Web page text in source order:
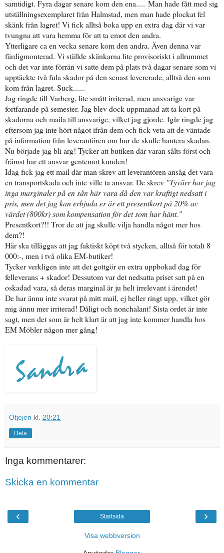
samtidigt. Fyra dagar senare kom den ena..... Man hade fått med sig
utställningsexemplaret från Halmstad, men man hade plockat fel
skänk från lagret! Vi fick alltså boka upp en extra dag där vi var
tvungna att vara hemma för att ta emot den andra.
Ytterligare ca en vecka senare kom den andra. Även denna var
färdigmonterad. Vi ställde skänkarna lite provisoriskt i allrummet
och det var inte förrän vi satte dem på plats två dagar senare som vi
upptäckte två fula skador på den senast levererade, alltså den som
kom från lagret. Suck......
Jag ringde till Varberg, lite smått irriterad, men ansvarige var
fortfarande på semester. Jag blev dock uppmanad att ta kort på
skadorna och maila till ansvarige, vilket jag gjorde. Igår ringde jag
eftersom jag inte hört något ifrån dem och fick veta att de väntade
på information från leverantören om hur de skulle hantera skadan.
Nu började jag bli arg! Tycker att butiken där varan sålts först och
främst har ett ansvar gentemot kunden!
Idag fick jag ett mail där man skrev att leverantören ansåg det vara
en transportskada och inte ville ta ansvar. De skrev "Tyvärr har jag
inga marginaler på en sån här vara då den var kraftigt nedsatt i
pris, men det jag kan erbjuda er är ett presentkort på 20% av
värdet (800kr) som kompensation för det som har hänt."
Presentkort?!! Tror de att jag skulle vilja handla något mer hos
dem?!
Här ska tilläggas att jag faktiskt köpt två stycken, alltså för totalt 8
000:-, men i två olika EM-butiker!
Tycker verkligen inte att det gottgör en extra uppbokad dag för
felleverans + skador! Dessutom var det nedsatta priset satt på en
oskadad vara, så deras marginal är ju helt irrelevant i ärendet!
De har ännu inte svarat på mitt mail, ej heller ringt upp, vilket gör
mig ännu mer irriterad! Dåligt och nonchalant! Sista ordet är inte
sagt, men det som är helt klart är att jag inte kommer handla hos
EM Möbler någon mer gång!
Ötjejen kl. 20:21
Dela
Inga kommentarer:
Skicka en kommentar
‹ ›
Startsida
Visa webbversion